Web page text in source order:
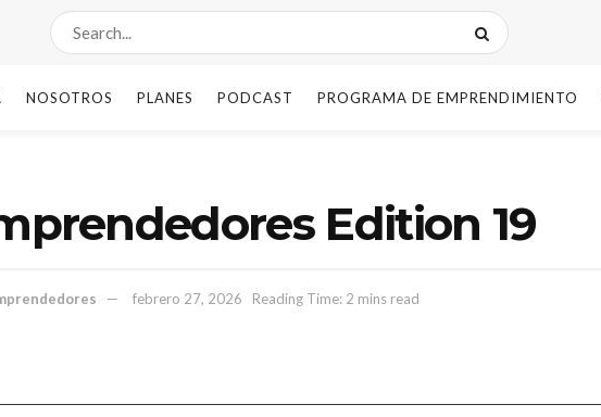
NOSOTROS PLANES PODCAST PROGRAMA DE EMPRENDIMIENTO
Edition 19
febrero 27, 2026 Reading Time: 2 mins read